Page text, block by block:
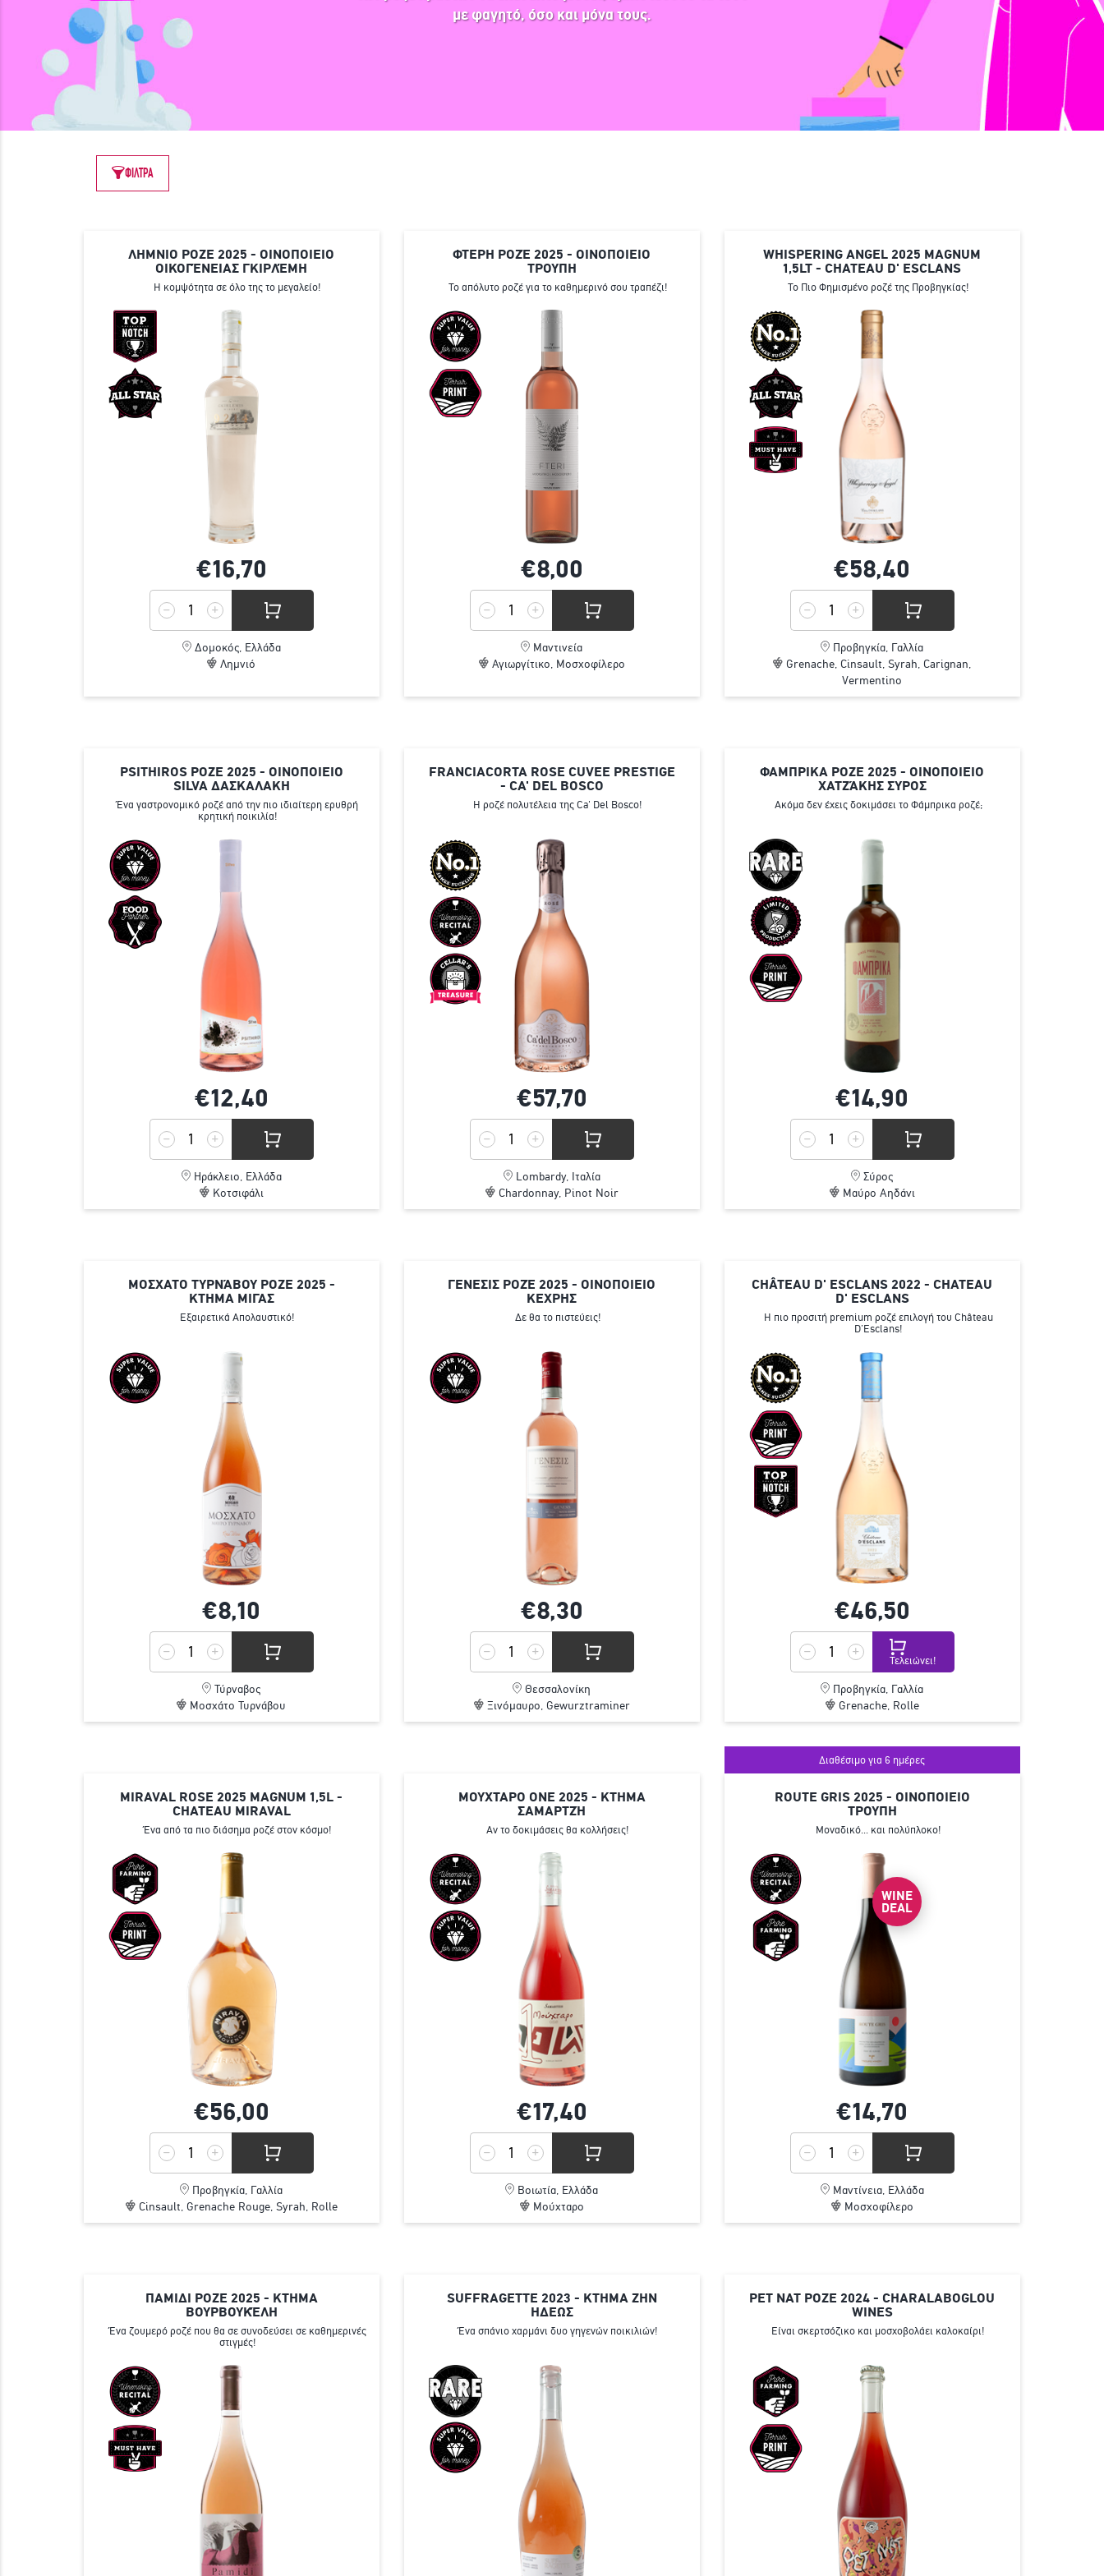
με φαγητό, όσο και μόνα τους.
ΦΙΛΤΡΑ
ΛΗΜΝΙΟ ΡΟΖΕ 2025 - ΟΙΝΟΠΟΙΕΙΟ
ΟΙΚΟΓΈΝΕΙΑΣ ΓΚΙΡΛΈΜΗ
Η κομψότητα σε όλο της το μεγαλείο!
€16,70
Δομοκός, Ελλάδα
Λημνιό
ΦΤΕΡΗ ΡΟΖΈ 2025 - ΟΙΝΟΠΟΙΕΙΟ
ΤΡΟΥΠΗ
Το απόλυτο ροζέ για το καθημερινό σου τραπέζι!
€8,00
Μαντινεία
Αγιωργίτικο, Μοσχοφίλερο
WHISPERING ANGEL 2025 MAGNUM
1,5LT - CHATEAU D' ESCLANS
Το Πιο Φημισμένο ροζέ της Προβηγκίας!
€58,40
Προβηγκία, Γαλλία
Grenache, Cinsault, Syrah, Carignan,
Vermentino
PSITHIROS ΡΟΖΕ 2025 - ΟΙΝΟΠΟΙΕΙΟ
SILVA ΔΑΣΚΑΛΑΚΗ
Ένα γαστρονομικό ροζέ από την πιο ιδιαίτερη ερυθρή
κρητική ποικιλία!
€12,40
Ηράκλειο, Ελλάδα
Κοτσιφάλι
FRANCIACORTA ROSE CUVEE PRESTIGE
- CA' DEL BOSCO
Η ροζέ πολυτέλεια της Ca' Del Bosco!
€57,70
Lombardy, Ιταλία
Chardonnay, Pinot Noir
ΦΑΜΠΡΙΚΑ ΡΟΖΕ 2025 - ΟΙΝΟΠΟΙΕΙΟ
ΧΑΤΖΆΚΗΣ ΣΥΡΟΣ
Ακόμα δεν έχεις δοκιμάσει το Φάμπρικα ροζέ;
€14,90
Σύρος
Μαύρο Αηδάνι
ΜΟΣΧΑΤΟ ΤΥΡΝΆΒΟΥ ΡΟΖΕ 2025 -
ΚΤΗΜΑ ΜΙΓΑΣ
Εξαιρετικά Απολαυστικό!
€8,10
Τύρναβος
Μοσχάτο Τυρνάβου
ΓΕΝΕΣΙΣ ΡΟΖΈ 2025 - ΟΙΝΟΠΟΙΕΙΟ
ΚΕΧΡΗΣ
Δε θα το πιστεύεις!
€8,30
Θεσσαλονίκη
Ξινόμαυρο, Gewurztraminer
CHÂTEAU D' ESCLANS 2022 - CHATEAU
D' ESCLANS
H πιο προσιτή premium ροζέ επιλογή του Château
D’Esclans!
€46,50
Τελειώνει!
Προβηγκία, Γαλλία
Grenache, Rolle
MIRAVAL ROSE 2025 MAGNUM 1,5L -
CHATEAU MIRAVAL
Ένα από τα πιο διάσημα ροζέ στον κόσμο!
€56,00
Προβηγκία, Γαλλία
Cinsault, Grenache Rouge, Syrah, Rolle
ΜΟΥΧΤΑΡΟ ONE 2025 - ΚΤΗΜΑ
ΣΑΜΑΡΤΖΉ
Αν το δοκιμάσεις θα κολλήσεις!
€17,40
Βοιωτία, Ελλάδα
Μούχταρο
Διαθέσιμο για 6 ημέρες
ROUTE GRIS 2025 - ΟΙΝΟΠΟΙΕΙΟ
ΤΡΟΥΠΗ
Μοναδικό... και πολύπλοκο!
WINE
DEAL
€14,70
Μαντίνεια, Ελλάδα
Μοσχοφίλερο
ΠΑΜΙΔΙ ΡΟΖΕ 2025 - ΚΤΗΜΑ
ΒΟΥΡΒΟΥΚΈΛΗ
Ένα ζουμερό ροζέ που θα σε συνοδεύσει σε καθημερινές
στιγμές!
SUFFRAGETTE 2023 - ΚΤΗΜΑ ΖΗΝ
ΗΔΕΩΣ
Ένα σπάνιο χαρμάνι δυο γηγενών ποικιλιών!
PET NAT ΡΟΖΕ 2024 - CHARALABOGLOU
WINES
Είναι σκερτσόζικο και μοσχοβολάει καλοκαίρι!